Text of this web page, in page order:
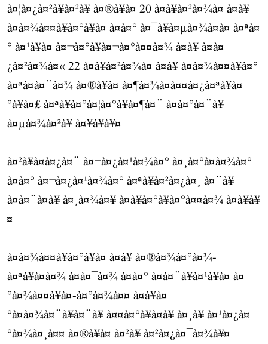
à¤¦à¤¿à¤²à¥à¤²à¥ à¤®à¥à¤ 20 à¤à¥à¤²à¤¾à¤ à¤à¥
à¤à¤¾à¤¤à¥à¤°à¥à¤ à¤à¤° à¤¯à¥à¤µà¤¾à¤à¤ à¤ªà¤
° à¤¹à¥à¤ à¤¬à¤°à¥à¤¬à¤°à¤¤à¤¾ à¤à¥ à¤à¤
¿à¤²à¤¾à¤« 22 à¤à¥à¤²à¤¾à¤ à¤à¥ à¤à¤¾à¤¤à¥à¤°
à¤ªà¤à¤¨à¤¾ à¤®à¥à¤ à¤¶à¤¾à¤à¤¤à¤¿à¤ªà¥à¤
°à¥à¤£ à¤ªà¥à¤°à¤¦à¤°à¥à¤¶à¤¨ à¤à¤°à¤¨à¥
à¤µà¤¾à¤²à¥ à¤¥à¥à¥¤
à¤²à¥à¤à¤¿à¤¨ à¤¬à¤¿à¤¹à¤¾à¤° à¤¸à¤°à¤à¤¾à¤°
à¤à¤° à¤¬à¤¿à¤¹à¤¾à¤° à¤ªà¥à¤²à¤¿à¤¸ à¤¨à¥
à¤à¤¨à¤à¥ à¤¸à¤¾à¤¥ à¤à¥à¤°à¥à¤°à¤¤à¤¾ à¤à¥à¥
¤
à¤à¤¾à¤¤à¥à¤°à¥à¤ à¤à¥ à¤®à¤¾à¤°à¤¾-
à¤ªà¥à¤à¤¾ à¤à¤¯à¤¾ à¤à¤° à¤à¤¨à¥à¤¹à¥à¤ à¤
°à¤¾à¤¤à¥à¤-à¤°à¤¾à¤¤ à¤à¥à¤
°à¤à¤¾à¤¨à¥à¤¨à¥ à¤¤à¤°à¥à¤à¥ à¤¸à¥ à¤¹à¤¿à¤
°à¤¾à¤¸à¤¤ à¤®à¥à¤ à¤²à¥ à¤²à¤¿à¤¯à¤¾à¥¤